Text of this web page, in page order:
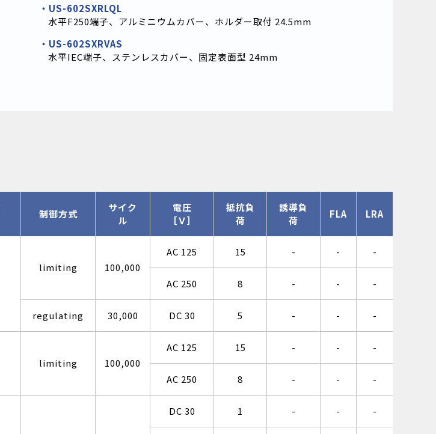
US-602SXRLQL
水平F250端子、アルミニウムカバー、ホルダー取付 24.5mm
US-602SXRVAS
水平IEC端子、ステンレスカバー、固定表面型 24mm
制御方式
サイク
ル
電圧
［Ｖ］
抵抗負
荷
誘導負
荷
FLA LRA
limiting 100,000
AC 125 15 - - -
AC 250 8 - - -
regulating 30,000 DC 30 5 - - -
limiting 100,000
AC 125 15 - - -
AC 250 8 - - -
DC 30 1 - - -